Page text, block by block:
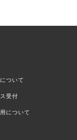
ついて
受付
について